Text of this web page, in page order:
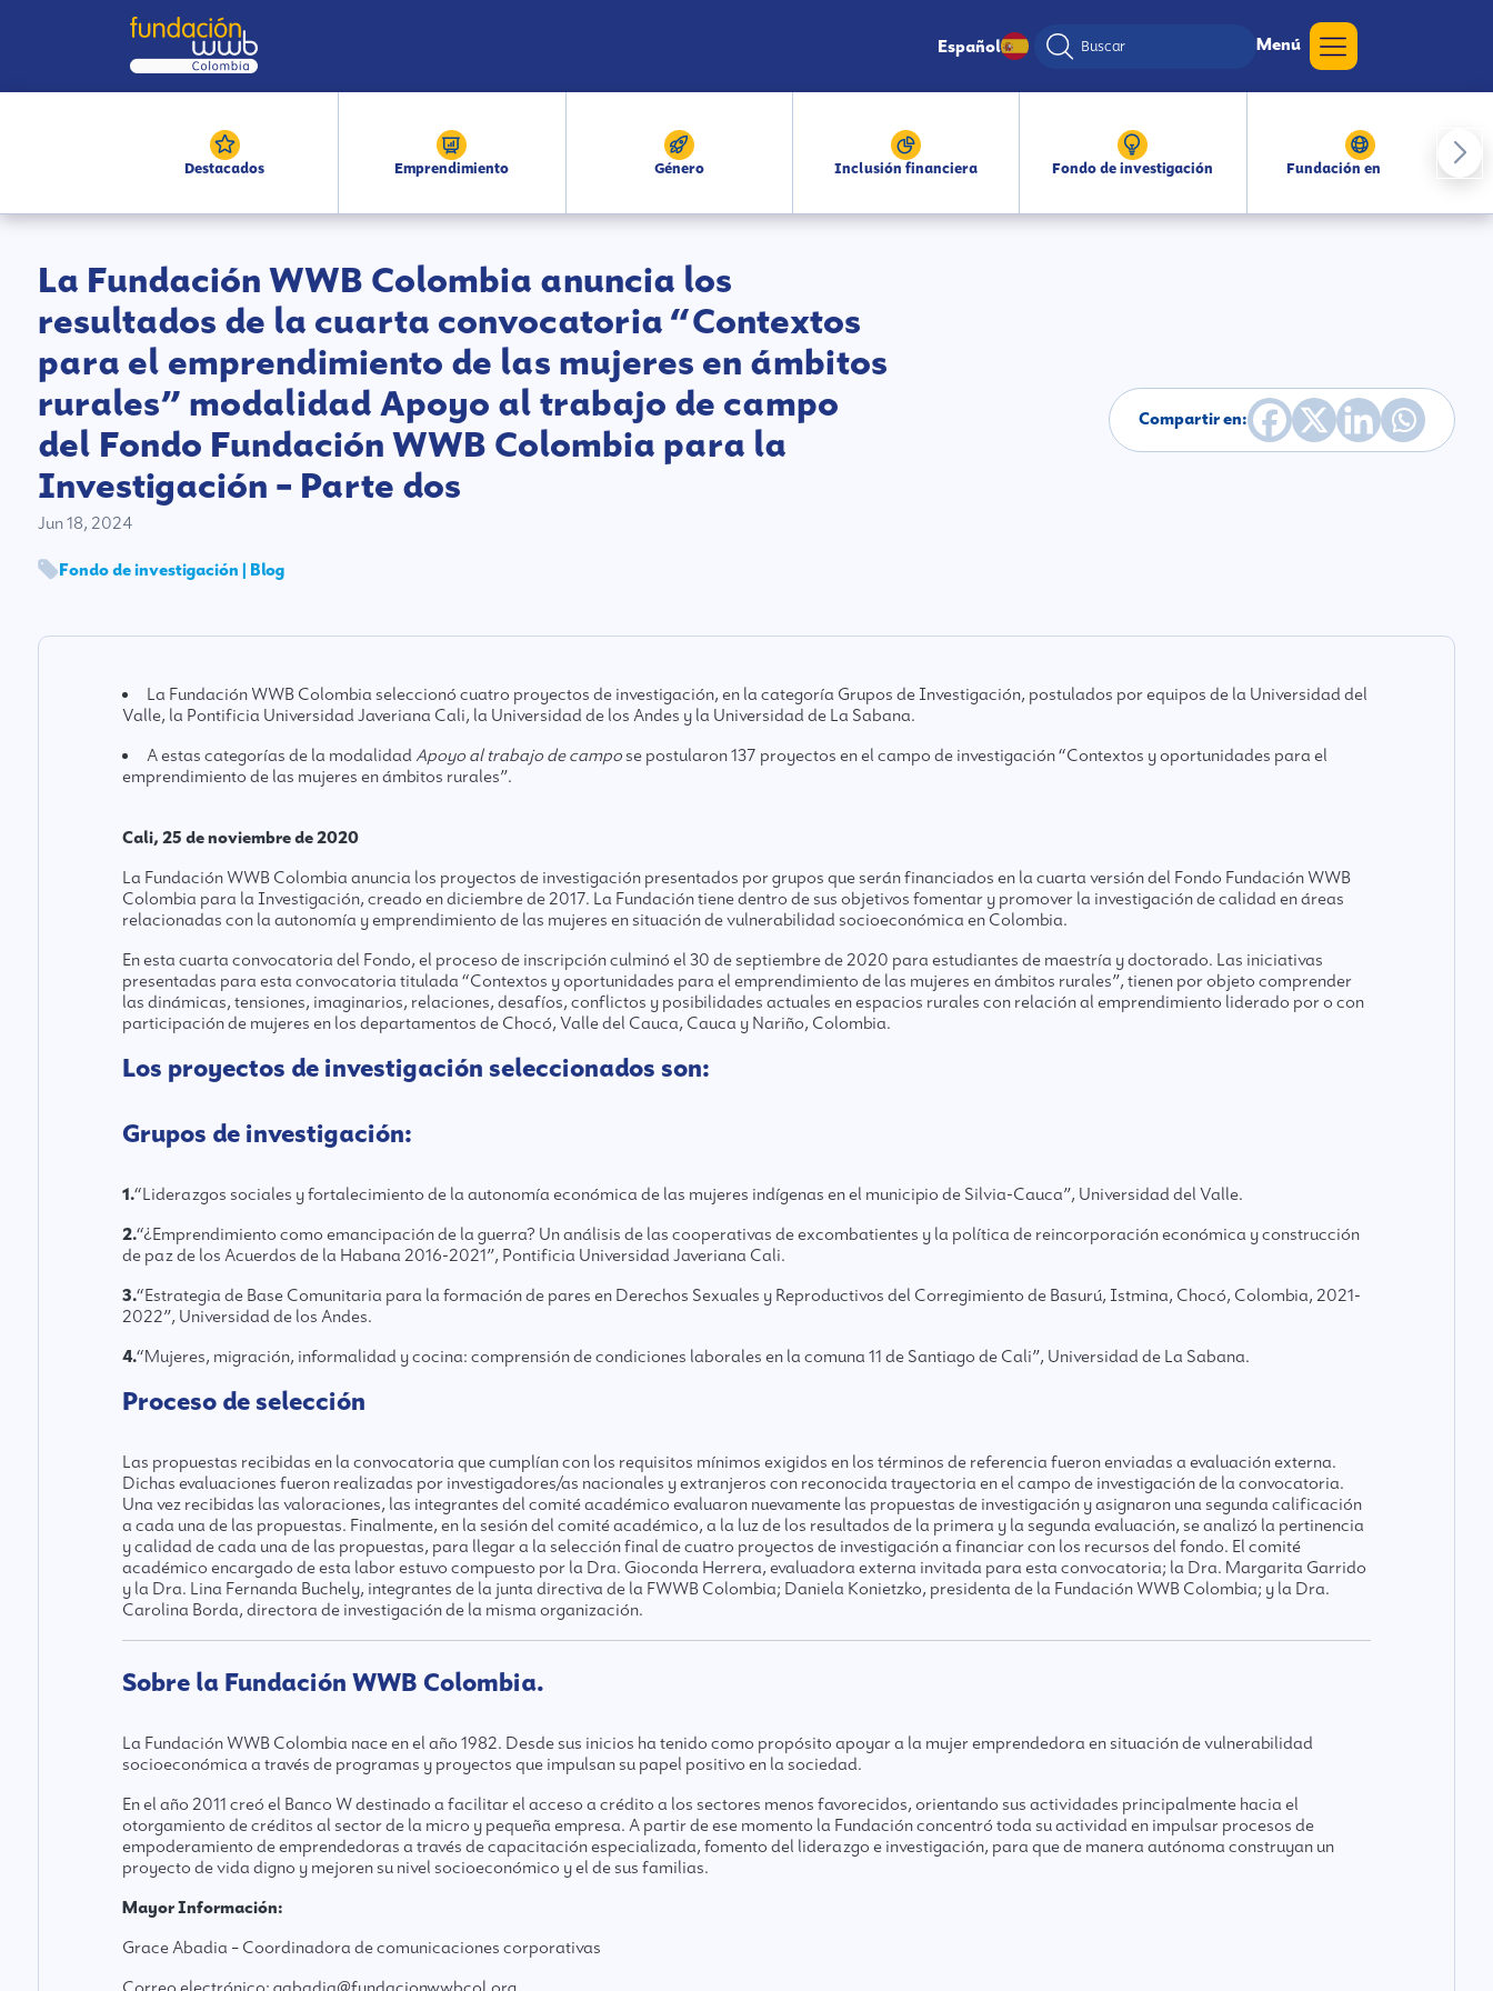
Español Menú
Destacados Emprendimiento Género Inclusión financiera Fondo de investigación Fundación en medios
La Fundación WWB Colombia anuncia los
resultados de la cuarta convocatoria “Contextos
para el emprendimiento de las mujeres en ámbitos
rurales” modalidad Apoyo al trabajo de campo
del Fondo Fundación WWB Colombia para la
Investigación – Parte dos
Jun 18, 2024
Fondo de investigación | Blog
Compartir en:
La Fundación WWB Colombia seleccionó cuatro proyectos de investigación, en la categoría Grupos de Investigación, postulados por equipos de la Universidad del
Valle, la Pontificia Universidad Javeriana Cali, la Universidad de los Andes y la Universidad de La Sabana.
A estas categorías de la modalidad Apoyo al trabajo de campose postularon 137 proyectos en el campo de investigación “Contextos y oportunidades para el
emprendimiento de las mujeres en ámbitos rurales”.
Cali, 25 de noviembre de 2020
La Fundación WWB Colombia anuncia los proyectos de investigación presentados por grupos que serán financiados en la cuarta versión del Fondo Fundación WWB
Colombia para la Investigación, creado en diciembre de 2017. La Fundación tiene dentro de sus objetivos fomentar y promover la investigación de calidad en áreas
relacionadas con la autonomía y emprendimiento de las mujeres en situación de vulnerabilidad socioeconómica en Colombia.
En esta cuarta convocatoria del Fondo, el proceso de inscripción culminó el 30 de septiembre de 2020 para estudiantes de maestría y doctorado. Las iniciativas
presentadas para esta convocatoria titulada “Contextos y oportunidades para el emprendimiento de las mujeres en ámbitos rurales”, tienen por objeto comprender
las dinámicas, tensiones, imaginarios, relaciones, desafíos, conflictos y posibilidades actuales en espacios rurales con relación al emprendimiento liderado por o con
participación de mujeres en los departamentos de Chocó, Valle del Cauca, Cauca y Nariño, Colombia.
Los proyectos de investigación seleccionados son:
Grupos de investigación:
1.“Liderazgos sociales y fortalecimiento de la autonomía económica de las mujeres indígenas en el municipio de Silvia-Cauca”, Universidad del Valle.
2.“¿Emprendimiento como emancipación de la guerra? Un análisis de las cooperativas de excombatientes y la política de reincorporación económica y construcción
de paz de los Acuerdos de la Habana 2016-2021”, Pontificia Universidad Javeriana Cali.
3.“Estrategia de Base Comunitaria para la formación de pares en Derechos Sexuales y Reproductivos del Corregimiento de Basurú, Istmina, Chocó, Colombia, 2021-
2022”, Universidad de los Andes.
4.“Mujeres, migración, informalidad y cocina: comprensión de condiciones laborales en la comuna 11 de Santiago de Cali”, Universidad de La Sabana.
Proceso de selección
Las propuestas recibidas en la convocatoria que cumplían con los requisitos mínimos exigidos en los términos de referencia fueron enviadas a evaluación externa.
Dichas evaluaciones fueron realizadas por investigadores/as nacionales y extranjeros con reconocida trayectoria en el campo de investigación de la convocatoria.
Una vez recibidas las valoraciones, las integrantes del comité académico evaluaron nuevamente las propuestas de investigación y asignaron una segunda calificación
a cada una de las propuestas. Finalmente, en la sesión del comité académico, a la luz de los resultados de la primera y la segunda evaluación, se analizó la pertinencia
y calidad de cada una de las propuestas, para llegar a la selección final de cuatro proyectos de investigación a financiar con los recursos del fondo. El comité
académico encargado de esta labor estuvo compuesto por la Dra. Gioconda Herrera, evaluadora externa invitada para esta convocatoria; la Dra. Margarita Garrido
y la Dra. Lina Fernanda Buchely, integrantes de la junta directiva de la FWWB Colombia; Daniela Konietzko, presidenta de la Fundación WWB Colombia; y la Dra.
Carolina Borda, directora de investigación de la misma organización.
Sobre la Fundación WWB Colombia.
La Fundación WWB Colombia nace en el año 1982. Desde sus inicios ha tenido como propósito apoyar a la mujer emprendedora en situación de vulnerabilidad
socioeconómica a través de programas y proyectos que impulsan su papel positivo en la sociedad.
En el año 2011 creó el Banco W destinado a facilitar el acceso a crédito a los sectores menos favorecidos, orientando sus actividades principalmente hacia el
otorgamiento de créditos al sector de la micro y pequeña empresa. A partir de ese momento la Fundación concentró toda su actividad en impulsar procesos de
empoderamiento de emprendedoras a través de capacitación especializada, fomento del liderazgo e investigación, para que de manera autónoma construyan un
proyecto de vida digno y mejoren su nivel socioeconómico y el de sus familias.
Mayor Información:
Grace Abadia – Coordinadora de comunicaciones corporativas